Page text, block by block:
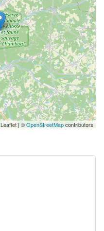
Leaflet | ©OpenStreetMapcontributors